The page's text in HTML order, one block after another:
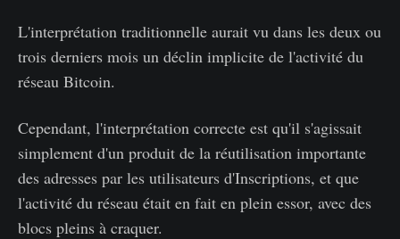
L'interprétation traditionnelle aurait vu dans les deux ou
trois derniers mois un déclin implicite de l'activité du
réseau Bitcoin.
Cependant, l'interprétation correcte est qu'il s'agissait
simplement d'un produit de la réutilisation importante
des adresses par les utilisateurs d'Inscriptions, et que
l'activité du réseau était en fait en plein essor, avec des
blocs pleins à craquer.